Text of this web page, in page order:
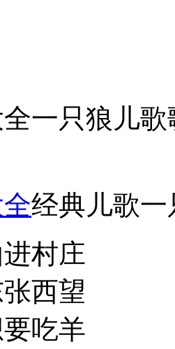
一只狼儿
经典儿歌
村庄
西望
吃羊